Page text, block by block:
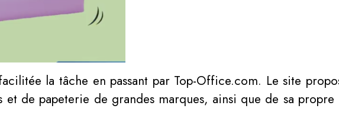
la tâche en passant par Top-Office.com. Le site
de papeterie de grandes marques, ainsi que de sa propre